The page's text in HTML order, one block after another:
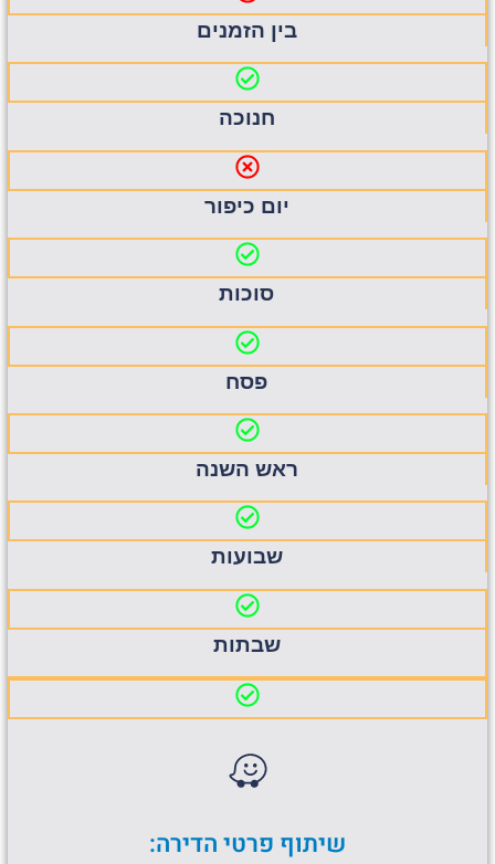
בין הזמנים
חנוכה
יום כיפור
סוכות
פסח
ראש השנה
שבועות
שבתות
שיתוף פרטי הדירה: